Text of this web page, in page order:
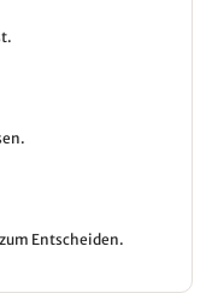
Entscheiden.